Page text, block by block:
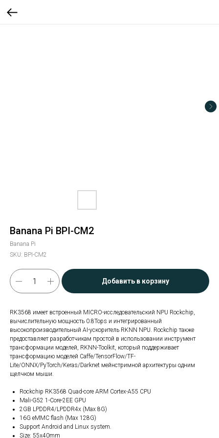
Banana Pi BPI-CM2
Banana Pi
SKU: BPI-CM2
Добавить в корзину
RK3568 имеет встроенный MICRO-исследовательский NPU Rockchip,
вычислительную мощность 0.8Tops и интегрированный
высокопроизводительный AI-ускоритель RKNN NPU. Rockchip также
предоставляет разработчикам простой в использовании инструмент
трансформации моделей, RKNN-Toolkit, который поддерживает
трансформацию моделей Caffe/TensorFlow/TF-
Lite/ONNX/PyTorch/Keras/Darknet мейнстримной архитектуры одним
щелчком мыши.
Rockchip RK3568 Quad-core ARM Cortex-A55 CPU
Mali-G52 1-Core-2EE GPU
2GB LPDDR4/LPDDR4x (Max 8G)
16G eMMC flash (Max 128G)
Support Android and Linux system.
Size: 55x40mm